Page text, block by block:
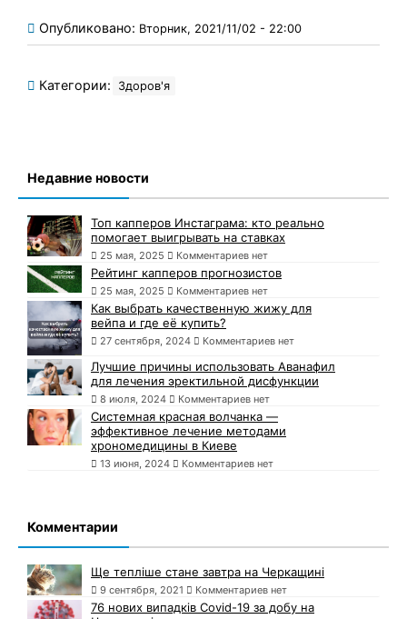
Опубликовано: Вторник, 2021/11/02 - 22:00
Категории: Здоров'я
Недавние новости
Топ капперов Инстаграма: кто реально
помогает выигрывать на ставках
25 мая, 2025 Комментариев нет
Рейтинг капперов прогнозистов
25 мая, 2025 Комментариев нет
Как выбрать качественную жижу для
вейпа и где её купить?
27 сентября, 2024 Комментариев нет
Лучшие причины использовать Аванафил
для лечения эректильной дисфункции
8 июля, 2024 Комментариев нет
Системная красная волчанка —
эффективное лечение методами
хрономедицины в Киеве
13 июня, 2024 Комментариев нет
Комментарии
Ще тепліше стане завтра на Черкащині
9 сентября, 2021 Комментариев нет
76 нових випадків Covid-19 за добу на